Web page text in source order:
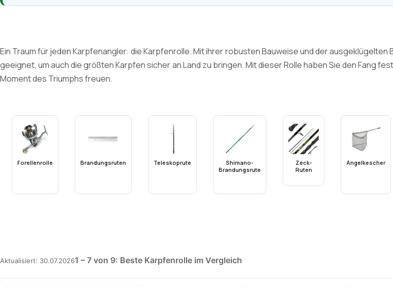
Ein Traum für jeden Karpfenangler: die Karpfenrolle. Mit ihrer robusten Bauweise und der
geeignet, um auch die größten Karpfen sicher an Land zu bringen. Mit dieser Rolle haben Sie den Fang
Moment des Triumphs freuen.
Forellenrolle Brandungsruten Teleskoprute
Shimano-
Brandungsrute
Zeck-
Ruten
Angelkescher
Aktualisiert: 30.07.20261 – 7 von 9: Beste Karpfenrolle im Vergleich